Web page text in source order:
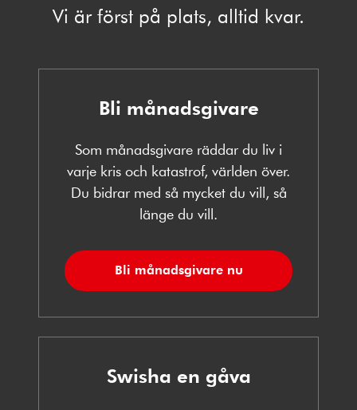
Vi är först på plats, alltid kvar.
Bli månadsgivare
Som månadsgivare räddar du liv i
varje kris och katastrof, världen över.
Du bidrar med så mycket du vill, så
länge du vill.
Bli månadsgivare nu
Swisha en gåva